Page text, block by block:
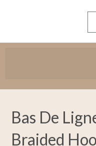
Bas De
Braided